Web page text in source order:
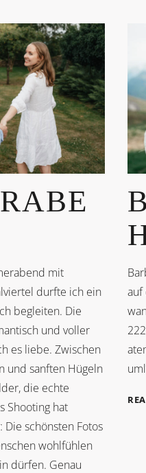
mit
durfte ich ein
begleiten. Die
und voller
es liebe. Zwischen
und sanften Hügeln
die echte
Shooting hat
schönsten Fotos
wohlfühlen
dürfen. Genau
auf